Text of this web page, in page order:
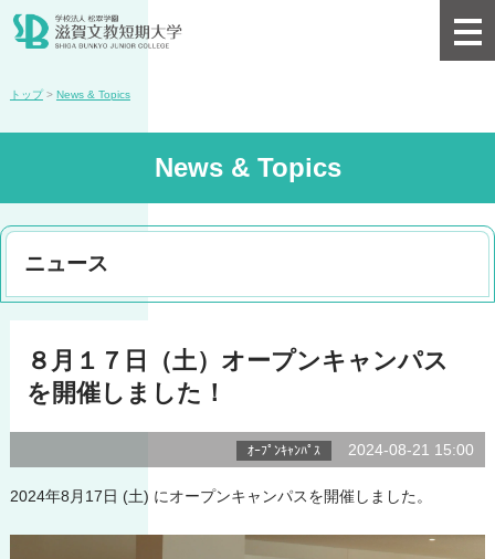
トップ > News & Topics
News & Topics
ニュース
８月１７日（土）オープンキャンパス
を開催しました！
ｵｰﾌﾟﾝｷｬﾝﾊﾟｽ 2024-08-21 15:00
2024年8月17日 (土) にオープンキャンパスを開催しました。